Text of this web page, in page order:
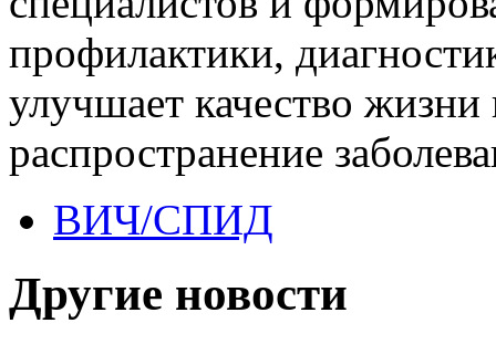
профилактики,
улучшает качество жизни
распространение
ВИЧ/СПИД
Другие новости